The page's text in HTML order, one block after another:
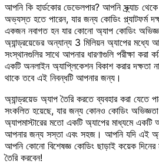
আপনি কি হার্ডকোর ডেভেলপার? আপনি স্ক্র্যাচ
অভ্যস্ত হতে পারেন, যার জন্য কোডিং প্ল্যাটফর্ম
একজন নবাগত হন যার কোনো অ্যাপ কোডিং
অ্যান্ড্রয়েডের অন্যান্য 3 মিলিয়ন অ্যাপের মধ্যে
সংস্থানগুলির সাথে আপনার ধারণাগুলি পরীক্ষা করা
একটি অনলাইন অ্যাপ্লিকেশন বিকাশ করার দক্ষতা
থাকে তবে এই নিবন্ধটি আপনার জন্য।
অ্যান্ড্রয়েড অ্যাপ তৈরি করতে ব্যবহার করা যেতে
সংকলিত হয়েছে, যার জন্য কোনও কোডিং
অ্যাপমাস্টারের মতো একটি অ্যাপের মাধ্যমে একটি
আপনার জন্য সস্তা এবং সহজ। আপনি যদি এই
আপনি কোনো বিশেষজ্ঞ কোডিং ছাড়াই কয়েক
তৈরি করবেন!